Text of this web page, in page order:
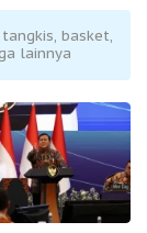
basket,
lainnya